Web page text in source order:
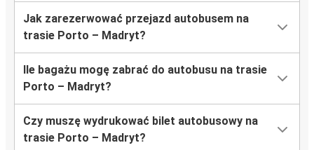
Jak zarezerwować przejazd autobusem na
trasie Porto – Madryt?
Ile bagażu mogę zabrać do autobusu na trasie
Porto – Madryt?
Czy muszę wydrukować bilet autobusowy na
trasie Porto – Madryt?